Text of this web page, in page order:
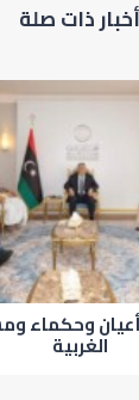
أخبار ذات صلة
وحكماء
الغربية